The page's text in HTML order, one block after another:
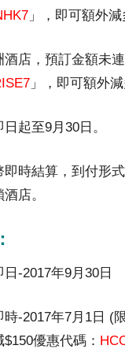
」，即可額外減
酒店，預訂金額未
」，即可額外
起至9月30日。
即時結算，到付形
店。
-2017年9月30日
-2017年7月1日 (
優惠代碼：